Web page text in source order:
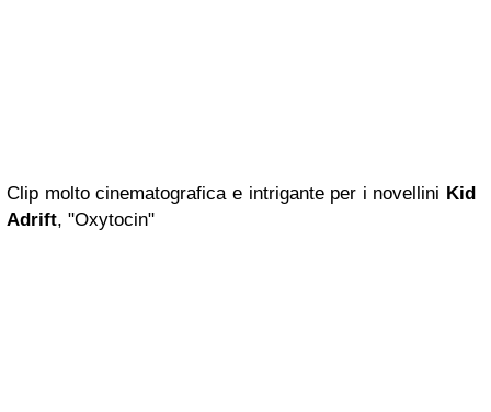
Clip molto cinematografica e intrigante per i novellini Kid
Adrift, "Oxytocin"